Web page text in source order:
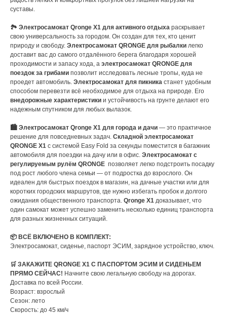
суставы.
🏞️ Электросамокат Qronge X1 для активного отдыха раскрывает
свою универсальность за городом. Он создан для тех, кто ценит
природу и свободу. Электросамокат QRONGE для рыбалки легко
доставит вас до самого отдалённого берега благодаря хорошей
проходимости и запасу хода, а электросамокат QRONGE для
поездок за грибами позволит исследовать лесные тропы, куда не
проедет автомобиль. Электросамокат для пикника станет удобным
способом перевезти всё необходимое для отдыха на природе. Его
внедорожные характеристики и устойчивость на грунте делают его
надежным спутником для любых вылазок.
🏙️ Электросамокат Qronge X1 для города и дачи — это практичное
решение для повседневных задач. Складной электросамокат
QRONGE X1 с системой Easy Fold за секунды поместится в багажник
автомобиля для поездки на дачу или в офис. Электросамокат с
регулируемым рулём QRONGE позволяет легко подстроить посадку
под рост любого члена семьи — от подростка до взрослого. Он
идеален для быстрых поездок в магазин, на дачные участки или для
коротких городских маршрутов, где нужно избегать пробок и долгого
ожидания общественного транспорта. Qronge X1 доказывает, что
один самокат может успешно заменить несколько единиц транспорта
для разных жизненных ситуаций.
📦 ВСЁ ВКЛЮЧЕНО В КОМПЛЕКТ:
Электросамокат, сиденье, паспорт ЭСИМ, зарядное устройство, ключ.
🛒 ЗАКАЖИТЕ QRONGE X1 С ПАСПОРТОМ ЭСИМ И СИДЕНЬЕМ
ПРЯМО СЕЙЧАС! Начните свою легальную свободу на дорогах.
Доставка по всей России.
Возраст: взрослый
Сезон: лето
Скорость: до 45 км/ч